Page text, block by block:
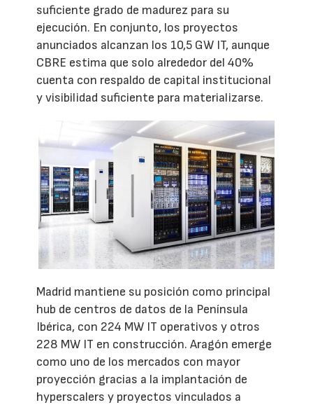
suficiente grado de madurez para su
ejecución. En conjunto, los proyectos
anunciados alcanzan los 10,5 GW IT, aunque
CBRE estima que solo alrededor del 40%
cuenta con respaldo de capital institucional
y visibilidad suficiente para materializarse.
Madrid mantiene su posición como principal
hub de centros de datos de la Península
Ibérica, con 224 MW IT operativos y otros
228 MW IT en construcción. Aragón emerge
como uno de los mercados con mayor
proyección gracias a la implantación de
hyperscalers y proyectos vinculados a